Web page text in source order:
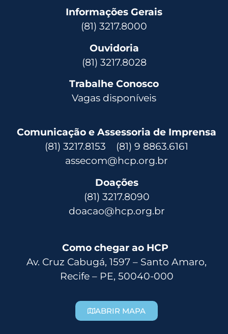
Informações Gerais
(81) 3217.8000
Ouvidoria
(81) 3217.8028
Trabalhe Conosco
Vagas disponíveis
Comunicação e Assessoria de Imprensa
(81) 3217.8153 (81) 9 8863.6161
assecom@hcp.org.br
Doações
(81) 3217.8090
doacao@hcp.org.br
Como chegar ao HCP
Av. Cruz Cabugá, 1597 – Santo Amaro,
Recife – PE, 50040-000
ABRIR MAPA